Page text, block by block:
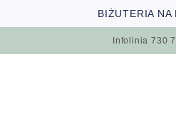
BIŻUTERIA NA
Infolinia 730